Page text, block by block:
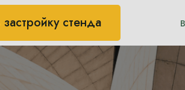
застройку стенда